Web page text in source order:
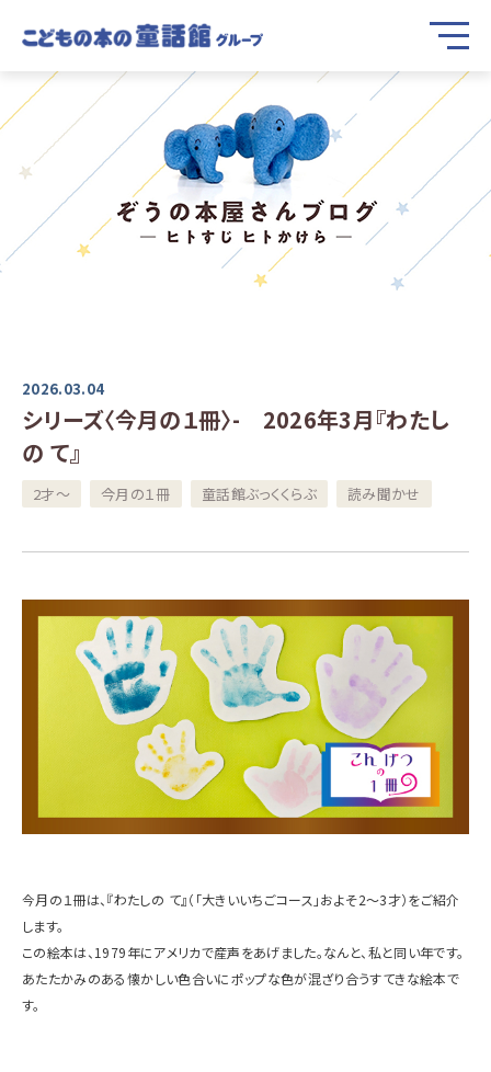
2026.03.04
シリーズ〈今月の１冊〉- 2026年3月『わたし
の て』
2才～ 今月の１冊 童話館ぶっくくらぶ 読み聞かせ
今月の１冊は、『わたしの て』（「大きいいちごコース」およそ2～3才）をご紹介
します。
この絵本は、 1979年にアメリカで産声をあげました。なんと、私と同い年です。
あたたかみのある懐かしい色合いにポップな色が混ざり合うすてきな絵本で
す。